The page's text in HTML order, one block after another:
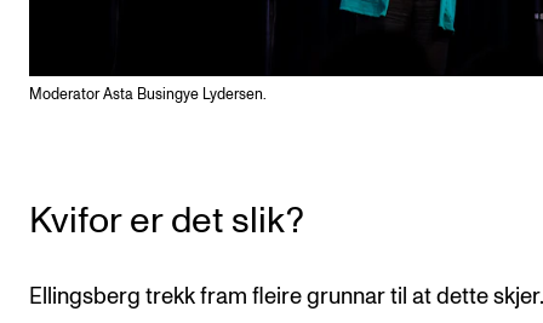
Moderator Asta Busingye Lydersen.
Kvifor er det slik?
Ellingsberg trekk fram fleire grunnar til at dette skjer.